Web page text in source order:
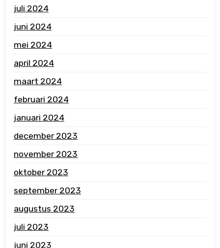
juli 2024
juni 2024
mei 2024
april 2024
maart 2024
februari 2024
januari 2024
december 2023
november 2023
oktober 2023
september 2023
augustus 2023
juli 2023
juni 2023